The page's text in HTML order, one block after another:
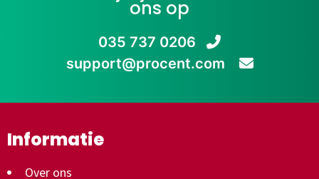
ons op
035 737 0206
support@procent.com
Informatie
Over ons